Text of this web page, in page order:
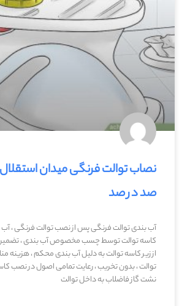
نصاب توالت فرنگی میدان
صد در صد
آب بندی توالت فرنگی پس از نصب توالت فرنگی ، آب
کاسه توالت توسط چسب مخصوص آب بندی ،
از زیر کاسه توالت به دلیل آب بندی محکم ،
توالت ، بدون تخریب ، رعایت تمامی اصول در نصب
نشت گاز فاضلاب به داخل توالت